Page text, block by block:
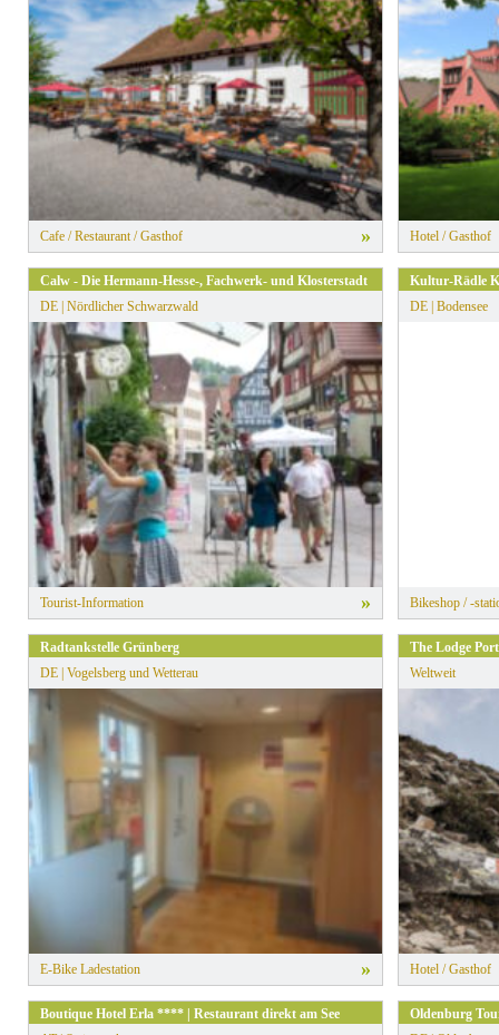
» Alle Filter zurücksetzen
Cafe / Restaurant / Gasthof » Hotel / Gasthof
Calw - Die Hermann-Hesse-, Fachwerk- und Klosterstadt
DE | Nördlicher Schwarzwald
Tourist-Information »
Kultur-Rädle
DE | Bodensee
Bikeshop / -
Radtankstelle Grünberg
DE | Vogelsberg und Wetterau
E-Bike Ladestation »
The Lodge
Weltweit
Hotel / Gasthof
Boutique Hotel Erla **** | Restaurant direkt am See
Oldenburg